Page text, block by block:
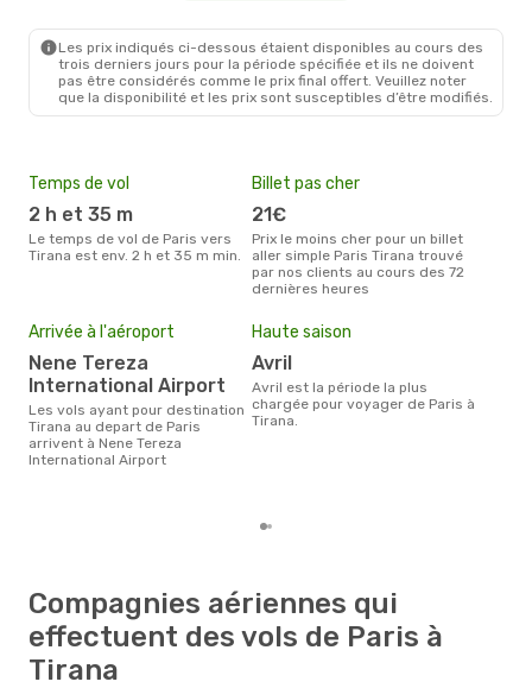
Les prix indiqués ci-dessous étaient disponibles au cours des
trois derniers jours pour la période spécifiée et ils ne doivent
pas être considérés comme le prix final offert. Veuillez noter
que la disponibilité et les prix sont susceptibles d’être modifiés.
Temps de vol
2 h et 35 m
Le temps de vol de Paris vers
Tirana est env. 2 h et 35 m min.
Billet pas cher
21€
Prix le moins cher pour un billet
aller simple Paris Tirana trouvé
par nos clients au cours des 72
dernières heures
Arrivée à l'aéroport
Nene Tereza
International Airport
Les vols ayant pour destination
Tirana au depart de Paris
arrivent à Nene Tereza
International Airport
Haute saison
avril
avril est la période la plus
chargée pour voyager de Paris à
Tirana.
Compagnies aériennes qui
effectuent des vols de Paris à
Tirana